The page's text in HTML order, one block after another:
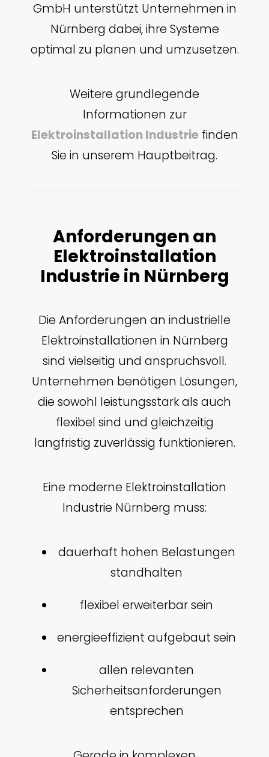
GmbH unterstützt Unternehmen in
Nürnberg dabei, ihre Systeme
optimal zu planen und umzusetzen.
Weitere grundlegende
Informationen zur
Elektroinstallation Industrie finden
Sie in unserem Hauptbeitrag.
Anforderungen an
Elektroinstallation
Industrie in Nürnberg
Die Anforderungen an industrielle
Elektroinstallationen in Nürnberg
sind vielseitig und anspruchsvoll.
Unternehmen benötigen Lösungen,
die sowohl leistungsstark als auch
flexibel sind und gleichzeitig
langfristig zuverlässig funktionieren.
Eine moderne Elektroinstallation
Industrie Nürnberg muss:
dauerhaft hohen Belastungen
standhalten
flexibel erweiterbar sein
energieeffizient aufgebaut sein
allen relevanten
Sicherheitsanforderungen
entsprechen